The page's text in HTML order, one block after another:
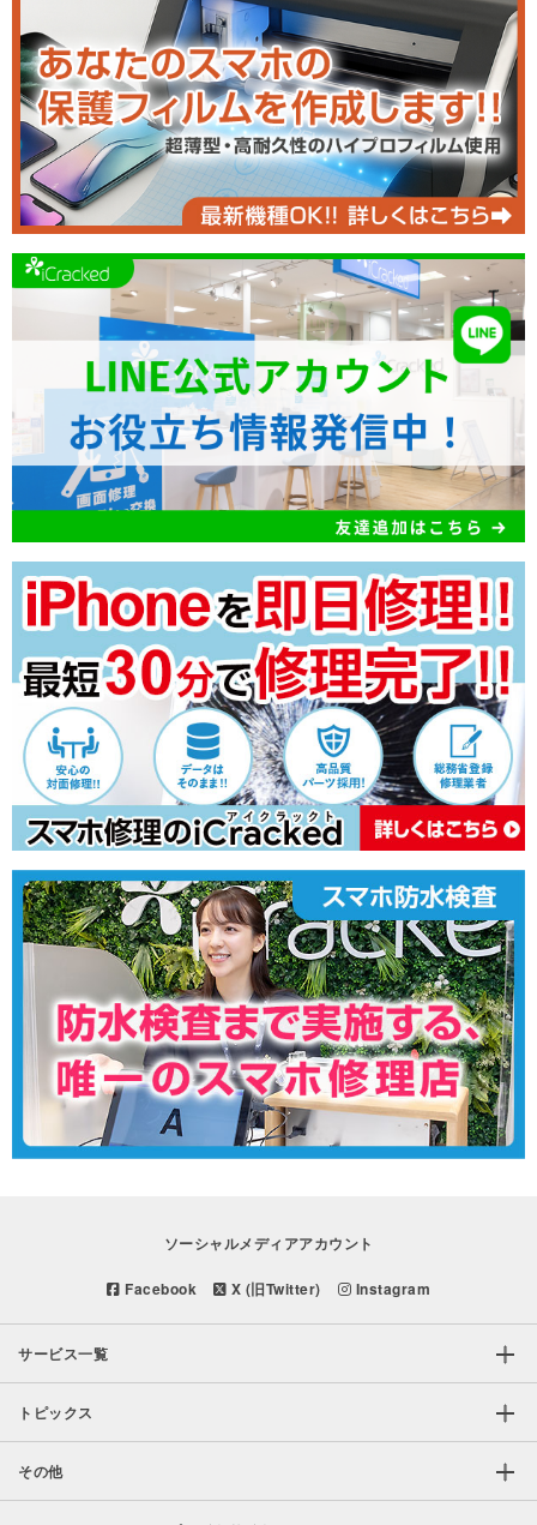
ソーシャルメディアアカウント
Facebook X (旧Twitter) Instagram
サービス一覧
トピックス
その他